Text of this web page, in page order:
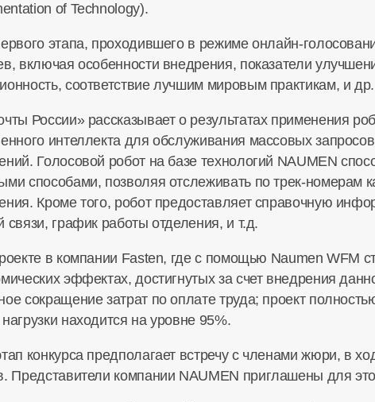
of Technology).
этапа, проходившего в режиме онлайн-
включая особенности внедрения, показатели
соответствие лучшим мировым практикам, и др.
России» рассказывает о результатах применения
интеллекта для обслуживания массовых
Голосовой робот на базе технологий NAUMEN
способами, позволяя отслеживать по трек-номерам
Кроме того, робот предоставляет справочную
связи, график работы отделения, и т.д.
в компании Fasten, где с помощью Naumen WFM
эффектах, достигнутых за счет внедрения
сокращение затрат по оплате труда; проект
находится на уровне 95%.
конкурса предполагает встречу с членами жюри, в
Представители компании NAUMEN приглашены для